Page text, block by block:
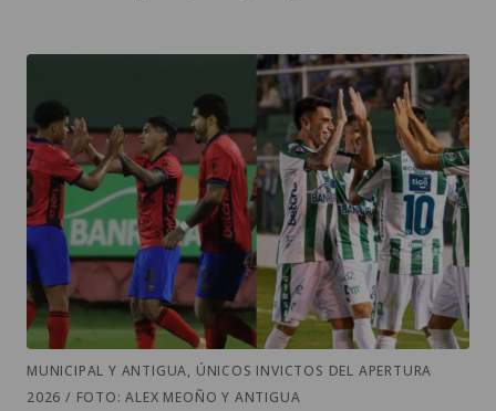
MUNICIPAL Y ANTIGUA, ÚNICOS INVICTOS DEL APERTURA
2026 / FOTO: ALEX MEOÑO Y ANTIGUA